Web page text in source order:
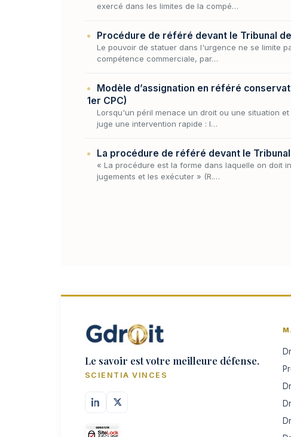
exercé dans les limites de la compé…
Procédure de référé devant le Tribunal
Le pouvoir de statuer dans l'urgence ne se limite
compétence commerciale, par…
Modèle d’assignation en référé
1er CPC)
Lorsqu'un péril menace un droit ou une situation
juge une intervention rapide : l…
La procédure de référé devant le
« La procédure est la forme dans laquelle on doit
jugements et les exécuter » (R.…
Le savoir est votre meilleure défense.
SCIENTIA VINCES